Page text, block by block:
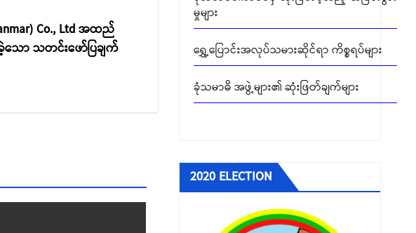
Co., Ltd အထည်
ော သတင်းဖော်ပြချက်
ရွှေ့ပြောင်းအလုပ်သမားဆိုင်ရာ ကိစ္စရပ်များ
ခုံသမာဓိ အဖွဲ့များ၏ ဆုံးဖြတ်ချက်များ
တင်ဒါခေါ်ယူခြင်း
2020 ELECTION